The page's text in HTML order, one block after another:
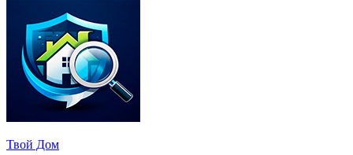
Твой Дом